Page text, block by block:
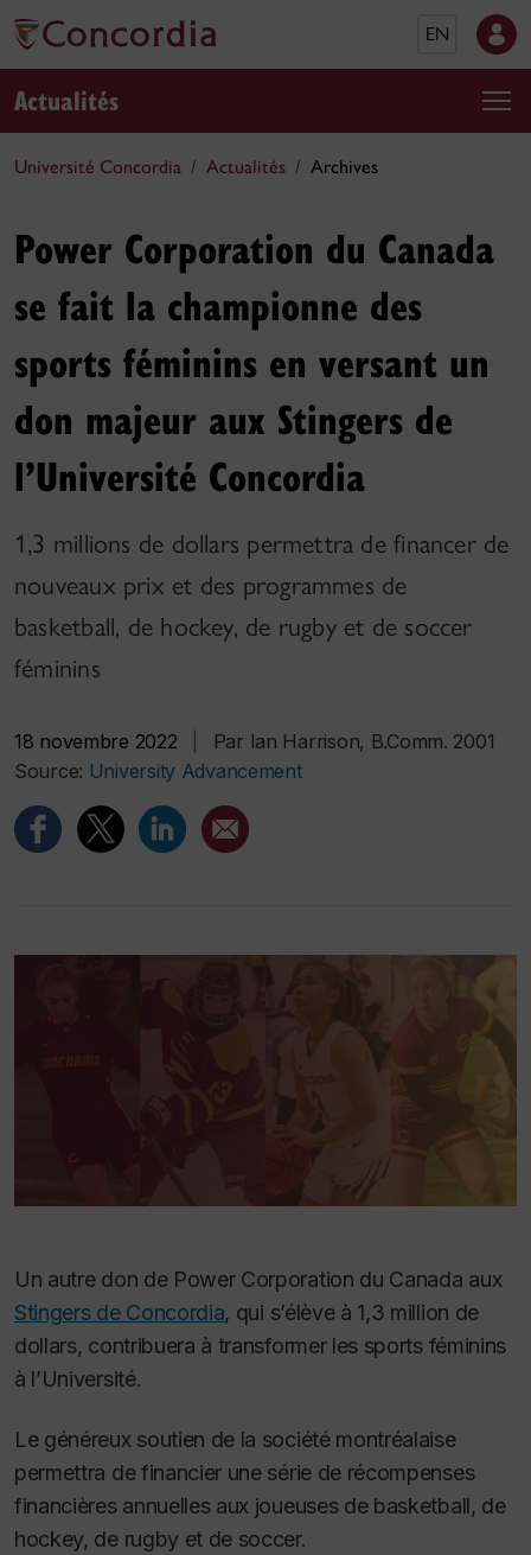
EN
Actualités
Université Concordia Actualités Archives
Power Corporation du Canada
se fait la championne des
sports féminins en versant un
don majeur aux Stingers de
l’Université Concordia
1,3 millions de dollars permettra de financer de
nouveaux prix et des programmes de
basketball, de hockey, de rugby et de soccer
féminins
18 novembre 2022
Par Ian Harrison, B.Comm. 2001
Source: University Advancement
Un autre don de Power Corporation du Canada aux
Stingers de Concordia, qui s’élève à 1,3 million de
dollars, contribuera à transformer les sports féminins
à l’Université.
Le généreux soutien de la société montréalaise
permettra de financier une série de récompenses
financières annuelles aux joueuses de basketball, de
hockey, de rugby et de soccer.